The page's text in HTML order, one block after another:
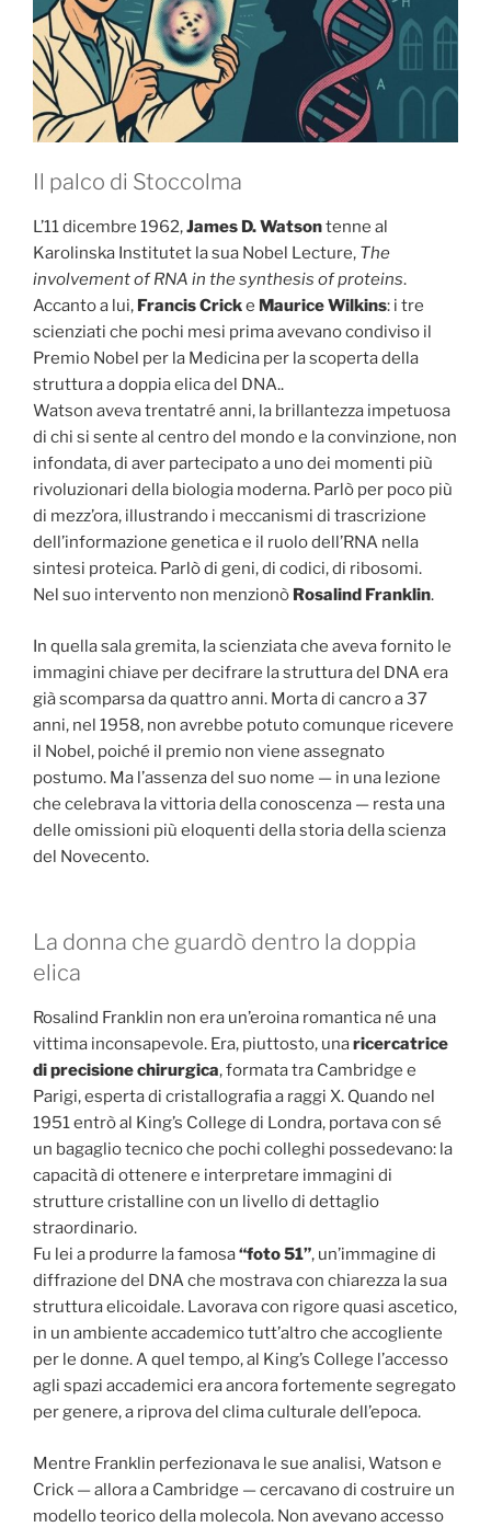
Il palco di Stoccolma
L’11 dicembre 1962,James D. Watsontenne al
Karolinska Institutet la sua Nobel Lecture, The
involvement of RNA in the synthesis of proteins.
Accanto a lui, Francis Cricke Maurice Wilkins: i tre
scienziati che pochi mesi prima avevano condiviso il
Premio Nobel per la Medicina per la scoperta della
struttura a doppia elica del DNA..
Watson aveva trentatré anni, la brillantezza impetuosa
di chi si sente al centro del mondo e la convinzione, non
infondata, di aver partecipato a uno dei momenti più
rivoluzionari della biologia moderna. Parlò per poco più
di mezz’ora, illustrando i meccanismi di trascrizione
dell’informazione genetica e il ruolo dell’RNA nella
sintesi proteica. Parlò di geni, di codici, di ribosomi.
Nel suo intervento non menzionò Rosalind Franklin.
In quella sala gremita, la scienziata che aveva fornito le
immagini chiave per decifrare la struttura del DNA era
già scomparsa da quattro anni. Morta di cancro a 37
anni, nel 1958, non avrebbe potuto comunque ricevere
il Nobel, poiché il premio non viene assegnato
postumo. Ma l’assenza del suo nome — in una lezione
che celebrava la vittoria della conoscenza — resta una
delle omissioni più eloquenti della storia della scienza
del Novecento.
La donna che guardò dentro la doppia
elica
Rosalind Franklin non era un’eroina romantica né una
vittima inconsapevole. Era, piuttosto, unaricercatrice
di precisione chirurgica, formata tra Cambridge e
Parigi, esperta di cristallografia a raggi X. Quando nel
1951 entrò al King’s College di Londra, portava con sé
un bagaglio tecnico che pochi colleghi possedevano: la
capacità di ottenere e interpretare immagini di
strutture cristalline con un livello di dettaglio
straordinario.
Fu lei a produrre la famosa“foto 51”, un’immagine di
diffrazione del DNA che mostrava con chiarezza la sua
struttura elicoidale. Lavorava con rigore quasi ascetico,
in un ambiente accademico tutt’altro che accogliente
per le donne. A quel tempo, al King’s College l’accesso
agli spazi accademici era ancora fortemente segregato
per genere, a riprova del clima culturale dell’epoca.
Mentre Franklin perfezionava le sue analisi, Watson e
Crick — allora a Cambridge — cercavano di costruire un
modello teorico della molecola. Non avevano accesso